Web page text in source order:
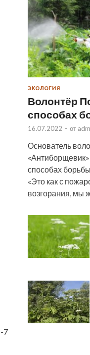
7
ЭКОЛОГИЯ
Волонтёр
способах
16.07.2022 - от
Основатель
способах
«Это как с
возгорания, мы